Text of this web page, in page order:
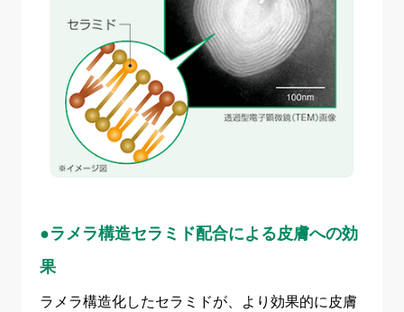
●ラメラ構造セラミド配合による皮膚への効
果
ラメラ構造化したセラミドが、より効果的に皮膚